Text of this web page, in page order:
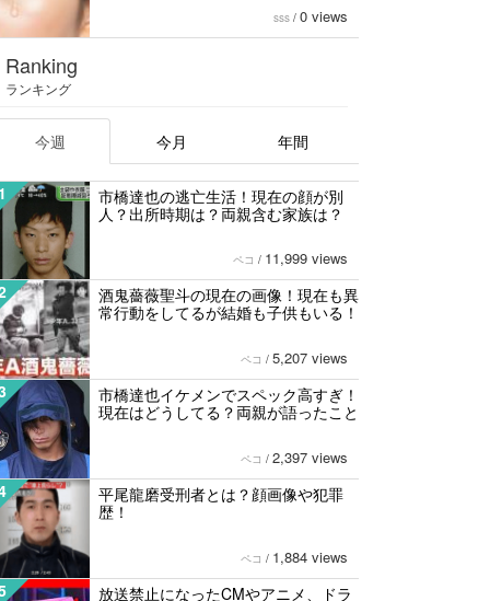
sss / 0 views
Ranking
ランキング
今週 今月 年間
市橋達也の逃亡生活！現在の顔が別
人？出所時期は？両親含む家族は？
ペコ / 11,999 views
酒鬼薔薇聖斗の現在の画像！現在も異
常行動をしてるが結婚も子供もいる！
ペコ / 5,207 views
市橋達也イケメンでスペック高すぎ！
現在はどうしてる？両親が語ったこと
ペコ / 2,397 views
平尾龍磨受刑者とは？顔画像や犯罪
歴！
ペコ / 1,884 views
放送禁止になったCMやアニメ、ドラ